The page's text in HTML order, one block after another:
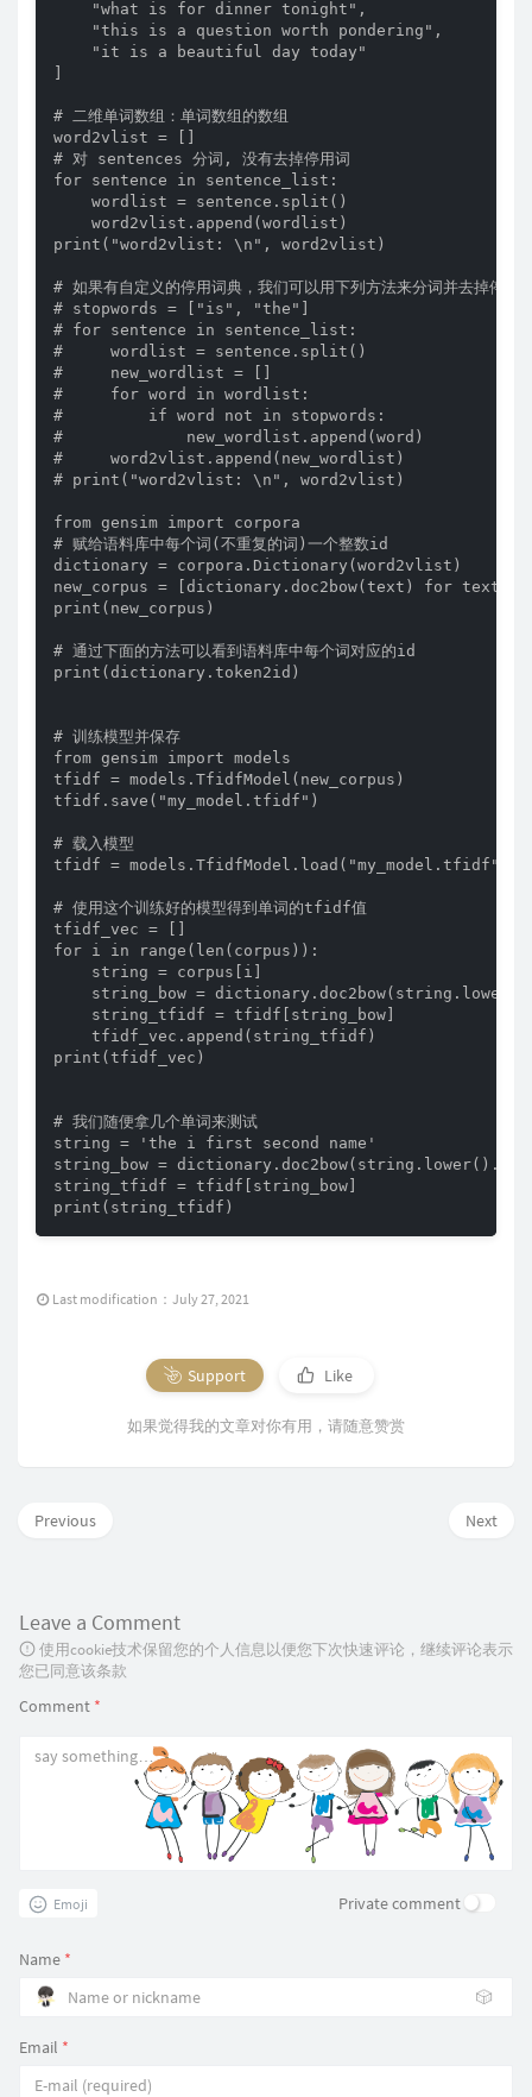
    "what is for dinner tonight",
    "this is a question worth pondering",
    "it is a beautiful day today"
# 二维单词数组：单词数组的数组
word2vlist = []
# 对 sentences 分词, 没有去掉停用词
for sentence in sentence_list:
    wordlist = sentence.split()
    word2vlist.append(wordlist)
print("word2vlist: \n", word2vlist)
# 如果有自定义的停用词典，我们可以用下列方法来分词并去掉停用
# stopwords = ["is", "the"]
# for sentence in sentence_list:
#     wordlist = sentence.split()
#     new_wordlist = []
#     for word in wordlist:
#         if word not in stopwords:
#             new_wordlist.append(word)
#     word2vlist.append(new_wordlist)
# print("word2vlist: \n", word2vlist)
from gensim import corpora
# 赋给语料库中每个词(不重复的词)一个整数id
dictionary = corpora.Dictionary(word2vlist)
new_corpus = [dictionary.doc2bow(text) for text
print(new_corpus)
# 通过下面的方法可以看到语料库中每个词对应的id
print(dictionary.token2id)
# 训练模型并保存
from gensim import models
tfidf = models.TfidfModel(new_corpus)
tfidf.save("my_model.tfidf")
# 载入模型
tfidf = models.TfidfModel.load("my_model.tfidf")
# 使用这个训练好的模型得到单词的tfidf值
tfidf_vec = []
for i in range(len(corpus)):
    string = corpus[i]
string_bow =
    string_tfidf = tfidf[string_bow]
    tfidf_vec.append(string_tfidf)
print(tfidf_vec)
# 我们随便拿几个单词来测试
string = 'the i first second name'
string_bow =
string_tfidf = tfidf[string_bow]
print(string_tfidf)
Last modification：July 27, 2021
Support Like
如果觉得我的文章对你有用，请随意赞赏
Next
Previous
Leave a Comment
使用cookie技术保留您的个人信息以便您下次快速评论，继续评论表示
您已同意该条款
Comment *
Emoji Private comment
Name *
🎲
Email *